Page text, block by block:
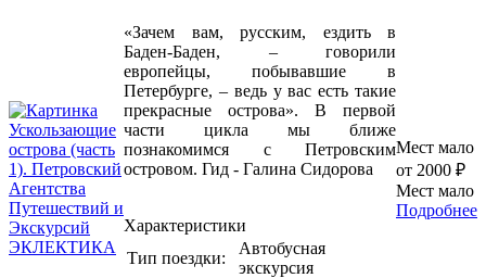
«Зачем вам, русским, ездить в
Баден-Баден, – говорили
европейцы, побывавшие в
Петербурге, – ведь у вас есть такие
прекрасные острова». В первой
части цикла мы ближе
познакомимся с Петровским
островом. Гид - Галина Сидорова
Характеристики
Тип поездки:
Автобусная
экскурсия
Мест мало
от 2000 ₽
Мест мало
Подробнее